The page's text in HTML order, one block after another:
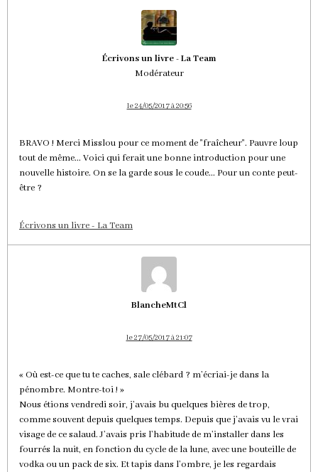
Écrivons un livre - La Team
Modérateur
le 24/05/2017 à 20:56
BRAVO ! Merci Misslou pour ce moment de "fraîcheur". Pauvre loup
tout de même... Voici qui ferait une bonne introduction pour une
nouvelle histoire. On se la garde sous le coude... Pour un conte peut-
être ?
Écrivons un livre - La Team
BlancheMtCl
le 27/05/2017 à 21:07
« Où est-ce que tu te caches, sale clébard ? m’écriai-je dans la
pénombre. Montre-toi ! »
Nous étions vendredi soir, j’avais bu quelques bières de trop,
comme souvent depuis quelques temps. Depuis que j’avais vu le vrai
visage de ce salaud. J’avais pris l’habitude de m’installer dans les
fourrés la nuit, en fonction du cycle de la lune, avec une bouteille de
vodka ou un pack de six. Et tapis dans l’ombre, je les regardais